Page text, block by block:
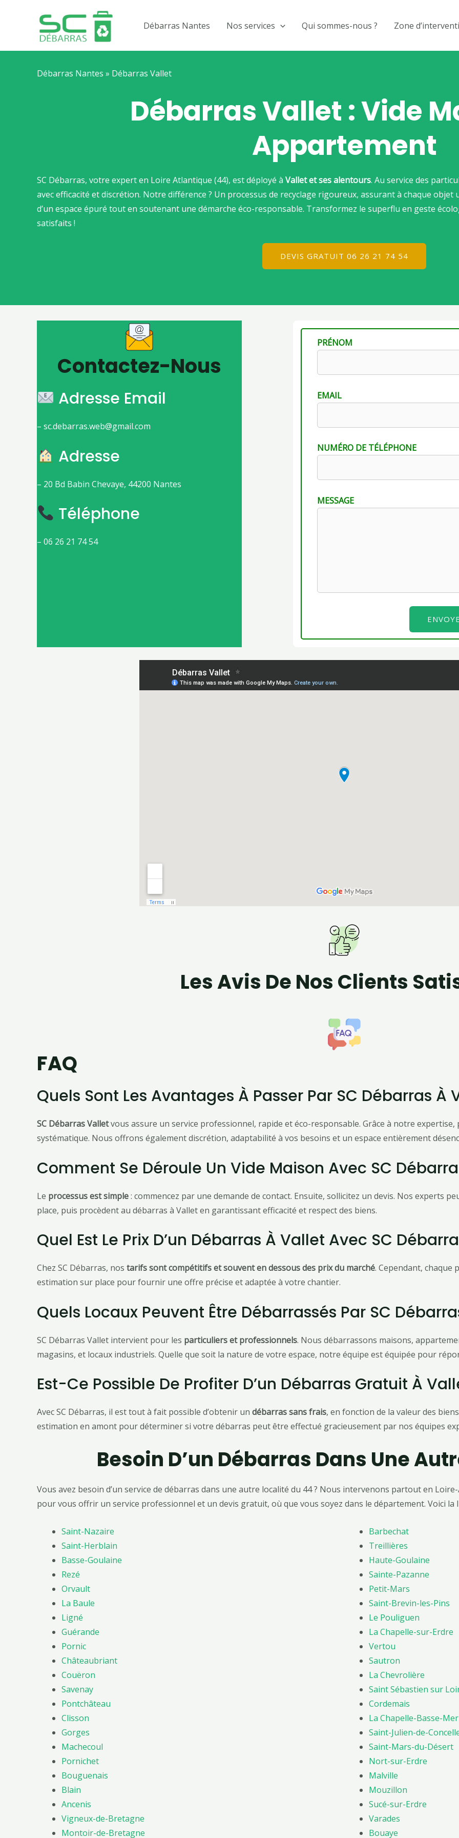
Débarras Nantes Nos services Qui sommes-nous ? Zone
Débarras Nantes » Débarras Vallet
Débarras Vallet : Vide
Appartement
SC Débarras, votre expert en Loire Atlantique (44), est déployé à Vallet et ses alentours. Au service des
avec efficacité et discrétion. Notre différence ? Un processus de recyclage rigoureux, assurant à chaque objet
d’un espace épuré tout en soutenant une démarche éco-responsable. Transformez le superflu en geste
satisfaits !
DEVIS GRATUIT 06 26 21 74 54
Contactez-Nous
Adresse Email
– sc.debarras.web@gmail.com
Adresse
– 20 Bd Babin Chevaye, 44200 Nantes
Téléphone
– 06 26 21 74 54
PRÉNOM
EMAIL
NUMÉRO DE TÉLÉPHONE
MESSAGE
Les Avis De Nos Clients
FAQ
Quels Sont Les Avantages À Passer Par SC Débarras À
SC Débarras Valletvous assure un service professionnel, rapide et éco-responsable. Grâce à notre expertise,
systématique. Nous offrons également discrétion, adaptabilité à vos besoins et un espace entièrement
Comment Se Déroule Un Vide Maison Avec SC
Le processus est simple: commencez par une demande de contact. Ensuite, sollicitez un devis. Nos experts
place, puis procèdent au débarras à Vallet en garantissant efficacité et respect des biens.
Quel Est Le Prix D’un Débarras À Vallet Avec SC
Chez SC Débarras, nos tarifs sont compétitifs et souvent en dessous des prix du marché. Cependant,
estimation sur place pour fournir une offre précise et adaptée à votre chantier.
Quels Locaux Peuvent Être Débarrassés Par SC
SC Débarras Vallet intervient pour les particuliers et professionnels. Nous débarrassons maisons,
magasins, et locaux industriels. Quelle que soit la nature de votre espace, notre équipe est équipée pour
Est-Ce Possible De Profiter D’un Débarras Gratuit À
Avec SC Débarras, il est tout à fait possible d’obtenir un débarras sans frais, en fonction de la valeur des
estimation en amont pour déterminer si votre débarras peut être effectué gracieusement par nos équipes
Besoin D’un Débarras Dans Une
Vous avez besoin d’un service de débarras dans une autre localité du 44 ? Nous intervenons partout en
pour vous offrir un service professionnel et un devis gratuit, où que vous soyez dans le département. Voici la
Saint-Nazaire
Saint-Herblain
Basse-Goulaine
Rezé
Orvault
La Baule
Ligné
Guérande
Pornic
Châteaubriant
Couëron
Savenay
Pontchâteau
Clisson
Gorges
Machecoul
Pornichet
Bouguenais
Blain
Ancenis
Vigneux-de-Bretagne
Montoir-de-Bretagne
Barbechat
Treillières
Haute-Goulaine
Sainte-Pazanne
Petit-Mars
Saint-Brevin-les-Pins
Le Pouliguen
La Chapelle-sur-Erdre
Vertou
Sautron
La Chevrolière
Saint Sébastien sur
Cordemais
La Chapelle-Basse-Mer
Saint-Julien-de-
Saint-Mars-du-Désert
Nort-sur-Erdre
Malville
Mouzillon
Sucé-sur-Erdre
Varades
Bouaye